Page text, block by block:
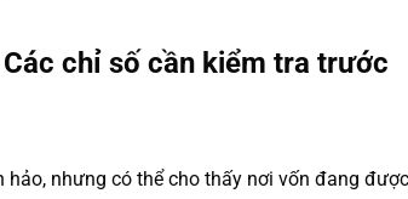
chỉ số cần kiểm tra trước
nhưng có thể cho thấy nơi vốn đang